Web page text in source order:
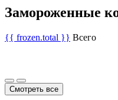
Замороженные
{{ frozen.total }} Всего
Смотреть все